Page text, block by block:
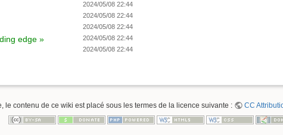
2024/05/08 22:44
2024/05/08 22:44
2024/05/08 22:44
edge » 2024/05/08 22:44
2024/05/08 22:44
le contenu de ce wiki est placé sous les termes de la licence suivante : CC